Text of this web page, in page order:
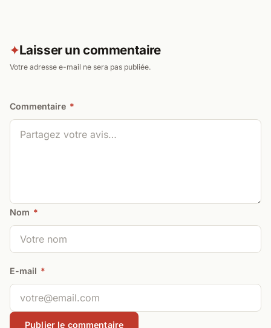
✦Laisser un commentaire
Votre adresse e-mail ne sera pas publiée.
Commentaire *
Nom *
E-mail *